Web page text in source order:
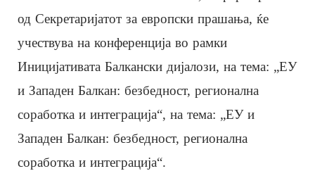
од Секретаријатот за европски прашања, ќе
учествува на конференција во рамки
Иницијативата Балкански дијалози, на тема: „ЕУ
и Западен Балкан: безбедност, регионална
соработка и интеграција“, на тема: „ЕУ и
Западен Балкан: безбедност, регионална
соработка и интеграција“.